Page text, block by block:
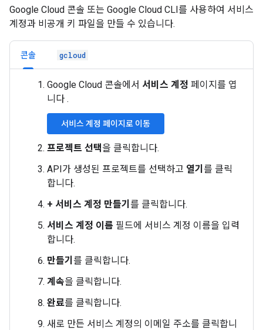
Google Cloud 콘솔 또는 Google Cloud CLI를 사용하여 서비스
계정과 비공개 키 파일을 만들 수 있습니다.
콘솔 gcloud
Google Cloud 콘솔에서 서비스 계정 페이지를 엽
니다 .
서비스 계정 페이지로 이동
프로젝트 선택을 클릭합니다.
API가 생성된 프로젝트를 선택하고 열기 를 클릭
합니다.
+ 서비스 계정 만들기 를 클릭합니다.
서비스 계정 이름 필드에 서비스 계정 이름을 입력
합니다.
만들기 를 클릭합니다.
계속을 클릭합니다.
완료를 클릭합니다.
새로 만든 서비스 계정의 이메일 주소를 클릭합니